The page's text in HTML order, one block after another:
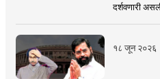
दर्शवणारी
१८ जून २०२६